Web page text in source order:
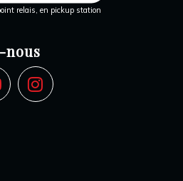
relais, en pickup station
nous